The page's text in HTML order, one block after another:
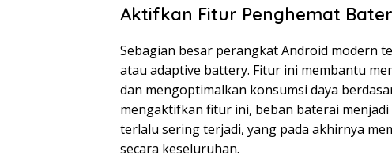
Aktifkan Fitur Penghemat
Sebagian besar perangkat Android modern
atau adaptive battery. Fitur ini membantu
dan mengoptimalkan konsumsi daya
mengaktifkan fitur ini, beban baterai
terlalu sering terjadi, yang pada akhirnya
secara keseluruhan.